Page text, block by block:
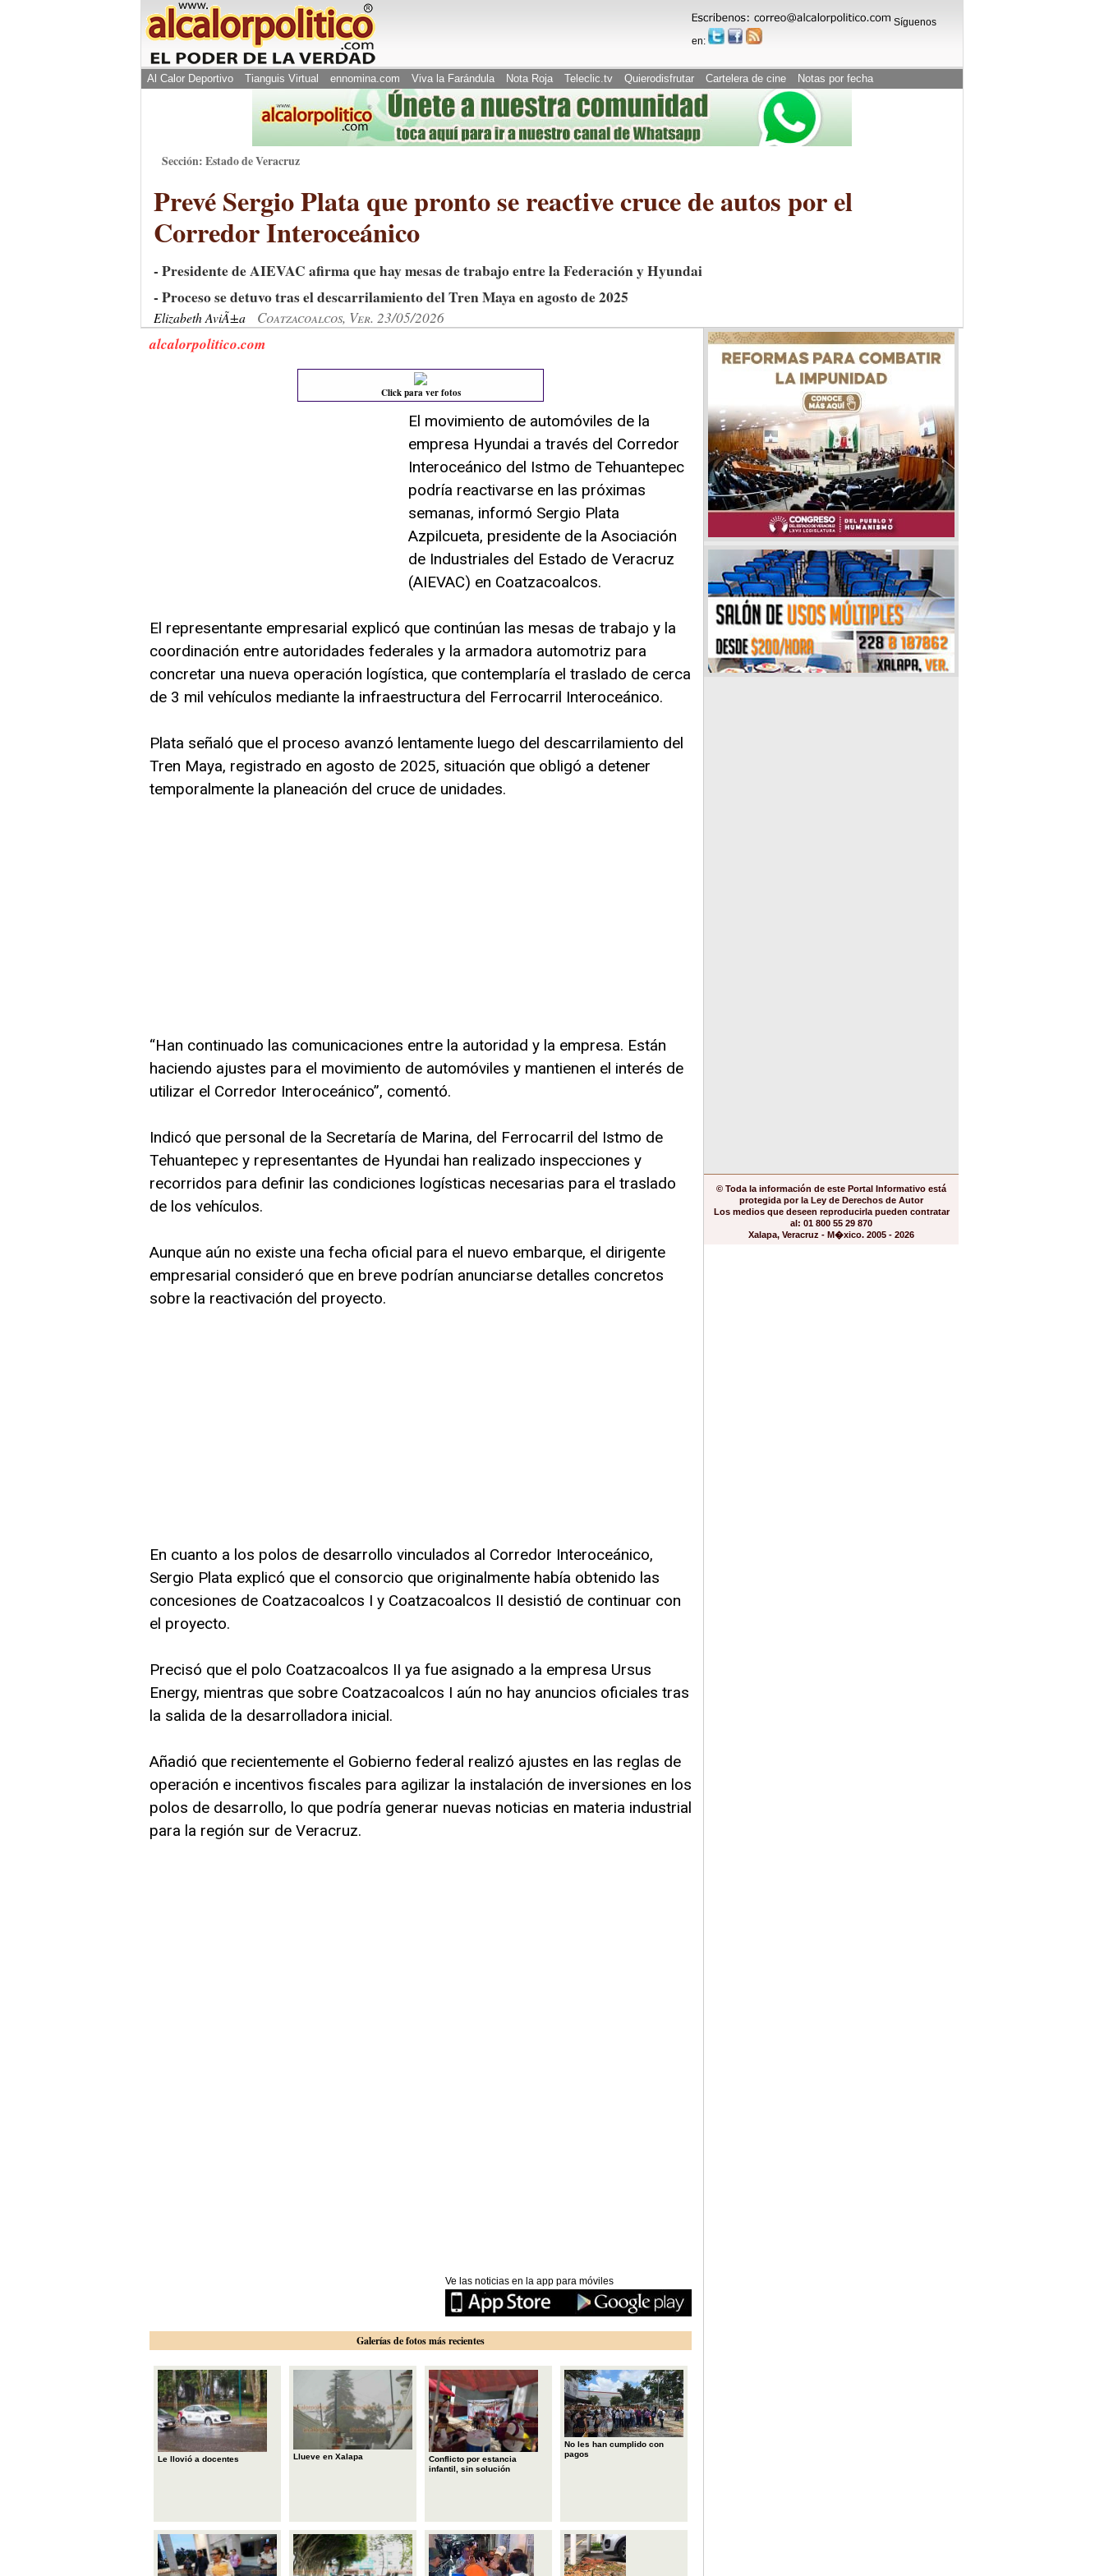
Síguenos
en:
Al Calor Deportivo Tianguis Virtual ennomina.com Viva la Farándula Nota Roja Teleclic.tv Quierodisfrutar Cartelera de cine Notas por fecha
Sección: Estado de Veracruz
Prevé Sergio Plata que pronto se reactive cruce de autos por el
Corredor Interoceánico
- Presidente de AIEVAC afirma que hay mesas de trabajo entre la Federación y Hyundai
- Proceso se detuvo tras el descarrilamiento del Tren Maya en agosto de 2025
Elizabeth AviÃ±a Coatzacoalcos, Ver. 23/05/2026
alcalorpolitico.com
Click para ver fotos
El movimiento de automóviles de la
empresa Hyundai a través del Corredor
Interoceánico del Istmo de Tehuantepec
podría reactivarse en las próximas
semanas, informó Sergio Plata
Azpilcueta, presidente de la Asociación
de Industriales del Estado de Veracruz
(AIEVAC) en Coatzacoalcos.
El representante empresarial explicó que continúan las mesas de trabajo y la
coordinación entre autoridades federales y la armadora automotriz para
concretar una nueva operación logística, que contemplaría el traslado de cerca
de 3 mil vehículos mediante la infraestructura del Ferrocarril Interoceánico.
Plata señaló que el proceso avanzó lentamente luego del descarrilamiento del
Tren Maya, registrado en agosto de 2025, situación que obligó a detener
temporalmente la planeación del cruce de unidades.
“Han continuado las comunicaciones entre la autoridad y la empresa. Están
haciendo ajustes para el movimiento de automóviles y mantienen el interés de
utilizar el Corredor Interoceánico”, comentó.
Indicó que personal de la Secretaría de Marina, del Ferrocarril del Istmo de
Tehuantepec y representantes de Hyundai han realizado inspecciones y
recorridos para definir las condiciones logísticas necesarias para el traslado
de los vehículos.
Aunque aún no existe una fecha oficial para el nuevo embarque, el dirigente
empresarial consideró que en breve podrían anunciarse detalles concretos
sobre la reactivación del proyecto.
En cuanto a los polos de desarrollo vinculados al Corredor Interoceánico,
Sergio Plata explicó que el consorcio que originalmente había obtenido las
concesiones de Coatzacoalcos I y Coatzacoalcos II desistió de continuar con
el proyecto.
Precisó que el polo Coatzacoalcos II ya fue asignado a la empresa Ursus
Energy, mientras que sobre Coatzacoalcos I aún no hay anuncios oficiales tras
la salida de la desarrolladora inicial.
Añadió que recientemente el Gobierno federal realizó ajustes en las reglas de
operación e incentivos fiscales para agilizar la instalación de inversiones en los
polos de desarrollo, lo que podría generar nuevas noticias en materia industrial
para la región sur de Veracruz.
Ve las noticias en la app para móviles
Galerías de fotos más recientes
Le llovió a docentes Llueve en Xalapa
Conflicto por estancia
infantil, sin solución
No les han cumplido con
pagos
© Toda la información de este Portal Informativo está
protegida por la Ley de Derechos de Autor
Los medios que deseen reproducirla pueden contratar
al: 01 800 55 29 870
Xalapa, Veracruz - M�xico. 2005 - 2026